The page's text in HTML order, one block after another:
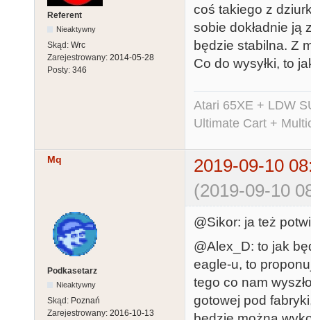
Referent
Nieaktywny
Skąd: Wrc
Zarejestrowany: 2014-05-28
Posty: 346
coś takiego z
sobie dokładnie ją
będzie stabilna. Z
Co do wysyłki, to
Atari 65XE + LDW
Ultimate Cart +
Mq
2019-09-10
(2019-09-10
Podkasetarz
Nieaktywny
Skąd: Poznań
Zarejestrowany: 2016-10-13
@Sikor: ja też
@Alex_D: to jak
eagle-u, to
tego co nam
gotowej pod